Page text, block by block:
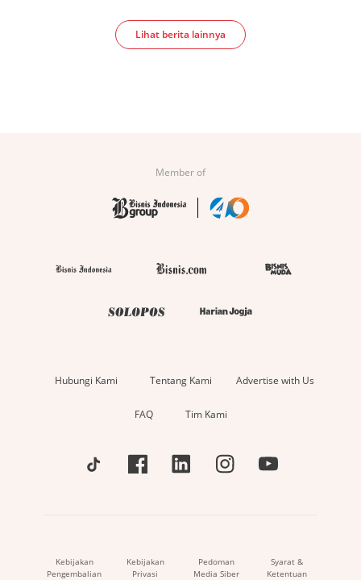
Lihat berita lainnya
Member of
Hubungi Kami Tentang Kami Advertise with Us
FAQ Tim Kami
Kebijakan
Pengembalian
Kebijakan
Privasi
Pedoman
Media Siber
Syarat &
Ketentuan